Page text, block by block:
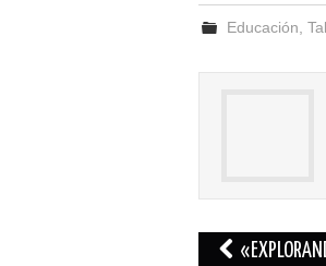
Educación ,
Navegación